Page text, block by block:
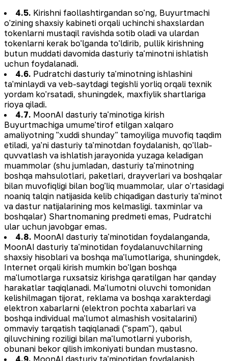
4.5. Kirishni faollashtirgandan so'ng, Buyurtmachi
o'zining shaxsiy kabineti orqali uchinchi shaxslardan
tokenlarni mustaqil ravishda sotib oladi va ulardan
tokenlarni kerak bo'lganda to'ldirib, pullik kirishning
butun muddati davomida dasturiy ta'minotni ishlatish
uchun foydalanadi.
4.6. Pudratchi dasturiy ta'minotning ishlashini
ta'minlaydi va veb-saytdagi tegishli yorliq orqali texnik
yordam ko'rsatadi, shuningdek, maxfiylik shartlariga
rioya qiladi.
4.7. MoonAI dasturiy ta'minotiga kirish
Buyurtmachiga umume'tirof etilgan xalqaro
amaliyotning "xuddi shunday" tamoyiliga muvofiq taqdim
etiladi, ya'ni dasturiy ta'minotdan foydalanish, qo'llab-
quvvatlash va ishlatish jarayonida yuzaga keladigan
muammolar (shu jumladan, dasturiy ta'minotning
boshqa mahsulotlari, paketlari, drayverlari va boshqalar
bilan muvofiqligi bilan bog'liq muammolar, ular o'rtasidagi
noaniq talqin natijasida kelib chiqadigan dasturiy ta'minot
va dastur natijalarining mos kelmasligi. taxminlar va
boshqalar) Shartnomaning predmeti emas, Pudratchi
ular uchun javobgar emas.
4.8. MoonAI dasturiy ta'minotidan foydalanganda,
MoonAI dasturiy ta'minotidan foydalanuvchilarning
shaxsiy hisoblari va boshqa ma'lumotlariga, shuningdek,
Internet orqali kirish mumkin bo'lgan boshqa
ma'lumotlarga ruxsatsiz kirishga qaratilgan har qanday
harakatlar taqiqlanadi. Ma'lumotni oluvchi tomonidan
kelishilmagan tijorat, reklama va boshqa xarakterdagi
elektron xabarlarni (elektron pochta xabarlari va
boshqa individual ma'lumot almashish vositalarini)
ommaviy tarqatish taqiqlanadi ("spam"), qabul
qiluvchining roziligi bilan ma'lumotlarni yuborish,
obunani bekor qilish imkoniyati bundan mustasno.
4.9. MoonAI dasturiy ta'minotidan foydalanish